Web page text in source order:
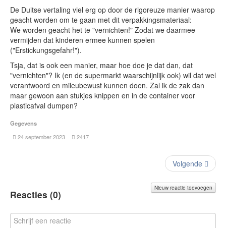
De Duitse vertaling viel erg op door de rigoreuze manier waarop
geacht worden om te gaan met dit verpakkingsmateriaal:
We worden geacht het te "vernichten!" Zodat we daarmee
vermijden dat kinderen ermee kunnen spelen
("Erstickungsgefahr!").
Tsja, dat is ook een manier, maar hoe doe je dat dan, dat
"vernichten"? Ik (en de supermarkt waarschijnlijk ook) wil dat wel
verantwoord en mileubewust kunnen doen. Zal ik de zak dan
maar gewoon aan stukjes knippen en in de container voor
plasticafval dumpen?
Gegevens
24 september 2023
2417
Volgende
Reacties (0)
Nieuw reactie toevoegen